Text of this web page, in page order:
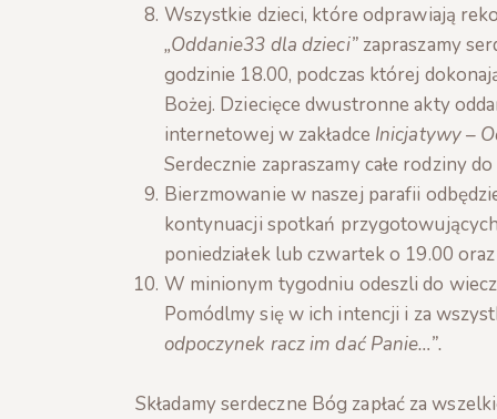
Wszystkie dzieci, które odprawiają
„Oddanie33 dla dzieci”zapraszamy
godzinie 18.00, podczas której
Bożej. Dziecięce dwustronne akty
internetowej w zakładce Inicjatywy –
Serdecznie zapraszamy całe rodziny
Bierzmowanie w naszej parafii
kontynuacji spotkań
poniedziałek lub czwartek o 19.00
W minionym tygodniu odeszli do
Pomódlmy się w ich intencji i za
odpoczynek racz im dać Panie…”.
Składamy serdeczne Bóg zapłać za